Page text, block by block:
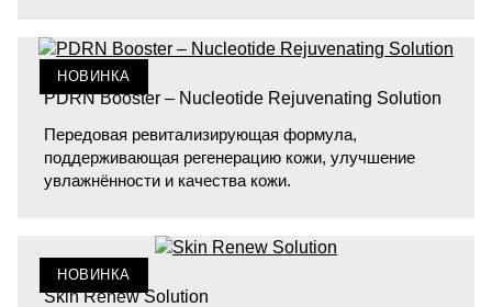
НОВИНКА
PDRN Booster – Nucleotide Rejuvenating Solution
Передовая ревитализирующая формула,
поддерживающая регенерацию кожи, улучшение
увлажнённости и качества кожи.
НОВИНКА
Skin Renew Solution